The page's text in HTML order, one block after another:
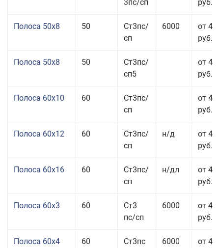
3пс/сп
руб.
Полоса 50x8 50
Ст3пс/
сп
6000
от 43
руб.
Полоса 50x8 50
Ст3пс/
сп5
от 43
руб.
Полоса 60x10 60
Ст3пс/
сп
от 42
руб.
Полоса 60x12 60
Ст3пс/
сп
н/д
от 46
руб.
Полоса 60x16 60
Ст3пс/
сп
н/дл
от 48
руб.
Полоса 60x3 60
Ст3
пс/сп
6000
от 46
руб.
Полоса 60x4 60 Ст3пс 6000
от 45